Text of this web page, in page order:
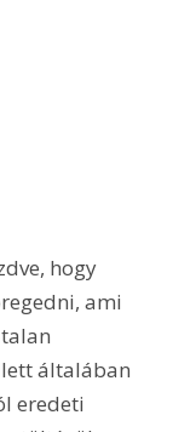
hogy
ami
általában
eredeti